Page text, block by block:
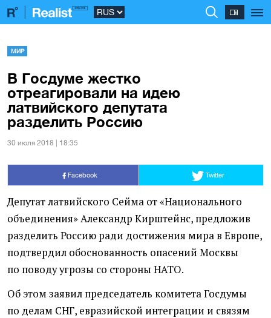
МИР
В Госдуме жестко
отреагировали на идею
латвийского депутата
разделить Россию
30 июля 2018 | 18:35
Facebook Twitter
Депутат латвийского Сейма от «Национального
объединения» Александр Кирштейнс, предложив
разделить Россию ради достижения мира в Европе,
подтвердил обоснованность опасений Москвы
по поводу угрозы со стороны НАТО.
Об этом заявил председатель комитета Госдумы
по делам СНГ, евразийской интеграции и связям